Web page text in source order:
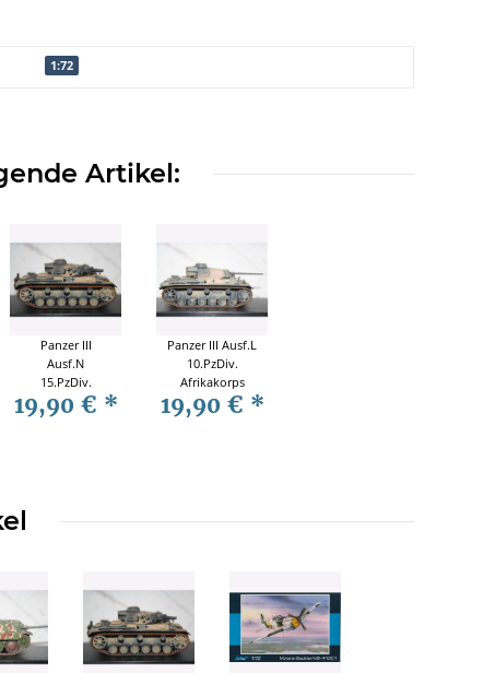
1:72
Artikel:
Panzer III
Ausf.N
15.PzDiv.
Afrikakorps
1943 1:72
19,90 € *
Panzer III Ausf.L
10.PzDiv.
Afrikakorps
1942 1:72
Panzerstahl
19,90 € *